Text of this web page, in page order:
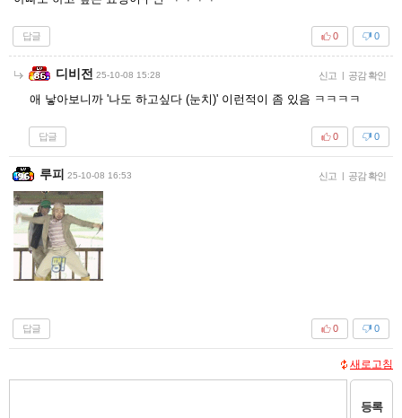
답글 0
0
디비전 25-10-08 15:28 신고 | 공감 확인
애 낳아보니까 '나도 하고싶다 (눈치)' 이런적이 좀 있음 ㅋㅋㅋㅋ
답글 0
0
루피 25-10-08 16:53 신고 | 공감 확인
답글 0
0
새로고침
등록